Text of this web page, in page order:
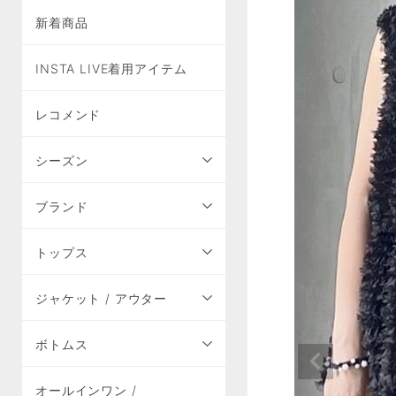
新着商品
INSTA LIVE着用アイテム
レコメンド
シーズン
ブランド
トップス
ジャケット / アウター
ボトムス
オールインワン /